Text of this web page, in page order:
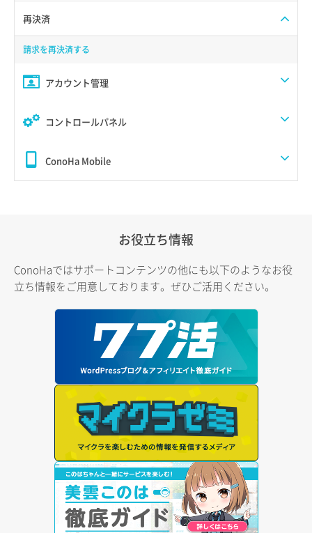
再決済
請求を再決済する
アカウント管理
コントロールパネル
ConoHa Mobile
お役立ち情報
ConoHaではサポートコンテンツの他にも以下のようなお役
立ち情報をご用意しております。ぜひご活用ください。